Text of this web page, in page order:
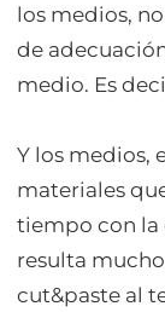
los medios,
de
medio. Es
Y los medios,
materiales
tiempo con la
resulta
cut&paste al